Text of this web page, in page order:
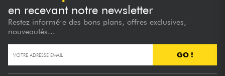
en recevant notre newsletter
Restez informé·e des bons plans, offres exclusives,
nouveautés...
GO !